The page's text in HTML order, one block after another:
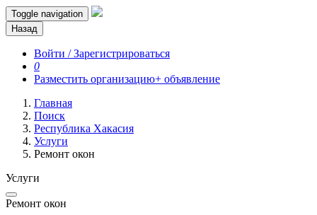
Toggle navigation
Назад
Войти / Зарегистрироваться
0
Разместить организацию+ объявление
Главная
Поиск
Республика Хакасия
Услуги
Ремонт окон
Услуги
Ремонт окон